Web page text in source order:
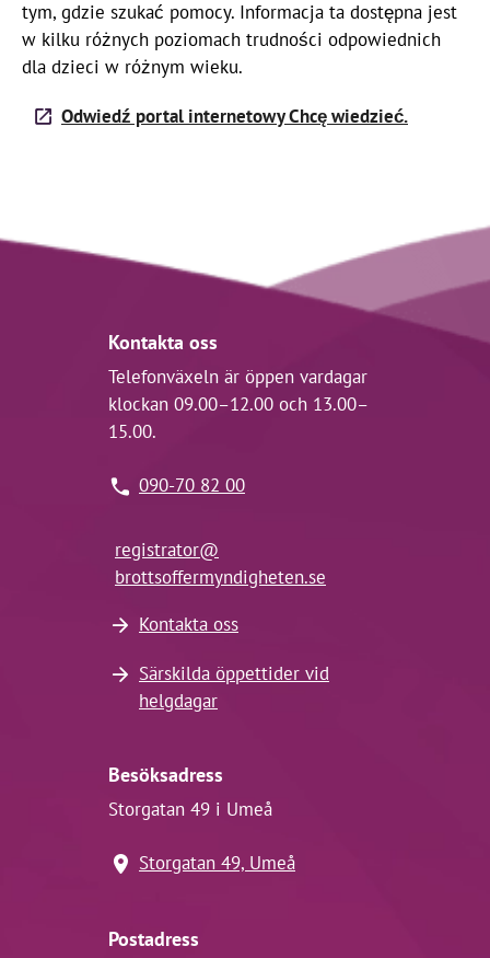
tym, gdzie szukać pomocy. Informacja ta dostępna jest
w kilku różnych poziomach trudności odpowiednich
dla dzieci w różnym wieku.
Odwiedź portal internetowy Chcę wiedzieć.
Kontakta oss
Telefonväxeln är öppen vardagar
klockan 09.00–12.00 och 13.00–
15.00.
090-70 82 00
registrator@
brottsoffermyndigheten.se
Kontakta oss
Särskilda öppettider vid
helgdagar
Besöksadress
Storgatan 49 i Umeå
Storgatan 49, Umeå
Postadress